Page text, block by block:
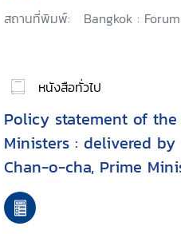
สถานที่พิมพ์: Bangkok :
หนังสือทั่วไป
Policy statement of
Ministers : delivered by
Chan-o-cha, Prime
National Assembly
2562 (2019)